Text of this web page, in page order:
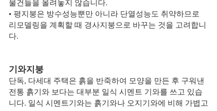
물건들을 올려놓지 않습니다.
• 평지붕은 방수성능뿐만 아니라 단열성능도 취약하므로
리모델링을 계획할 때 경사지붕으로 바꾸는 것을 고려합니
다.
기와지붕
단독, 다세대 주택은 흙을 반죽하여 모양을 만든 후 구워낸
전통 흙기와 보다는 대부분 일식 시멘트 기와를 쓰고 있습
니다. 일식 시멘트기와는 흙기와나 오지기와에 비해 가볍고